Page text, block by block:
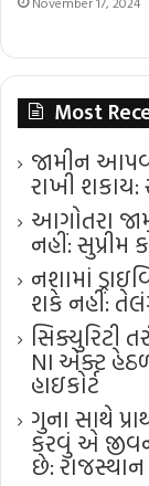
Most
જામીન
રાખી શકાય:
આગોતરા
નહીં: સુપ્રીમ
નશામાં
શકે નહીં:
સિક્યુરિટી
NI એક્ટ હેઠળ
હાઇકોર્ટ
ગુના સાથે
કરવું એ
છે: રાજસ્થાન